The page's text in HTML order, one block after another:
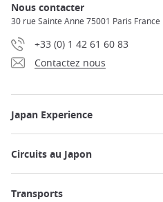
Nous contacter
30 rue Sainte Anne 75001 Paris France
+33 (0) 1 42 61 60 83
Contactez nous
Japan Experience
Circuits au Japon
Transports